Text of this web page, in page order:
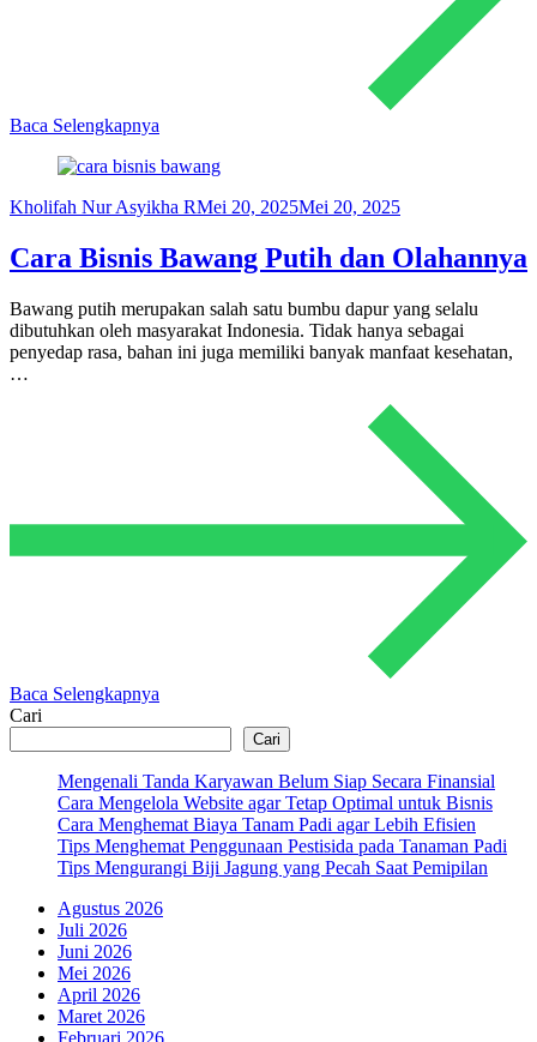
Baca Selengkapnya
Kholifah Nur Asyikha RMei 20, 2025Mei 20, 2025
Cara Bisnis Bawang Putih dan Olahannya
Bawang putih merupakan salah satu bumbu dapur yang selalu
dibutuhkan oleh masyarakat Indonesia. Tidak hanya sebagai
penyedap rasa, bahan ini juga memiliki banyak manfaat kesehatan,
…
Baca Selengkapnya
Cari
Cari
Mengenali Tanda Karyawan Belum Siap Secara Finansial
Cara Mengelola Website agar Tetap Optimal untuk Bisnis
Cara Menghemat Biaya Tanam Padi agar Lebih Efisien
Tips Menghemat Penggunaan Pestisida pada Tanaman Padi
Tips Mengurangi Biji Jagung yang Pecah Saat Pemipilan
Agustus 2026
Juli 2026
Juni 2026
Mei 2026
April 2026
Maret 2026
Februari 2026